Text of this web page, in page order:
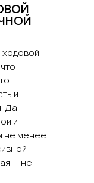
и
Да,
и
не менее
— не